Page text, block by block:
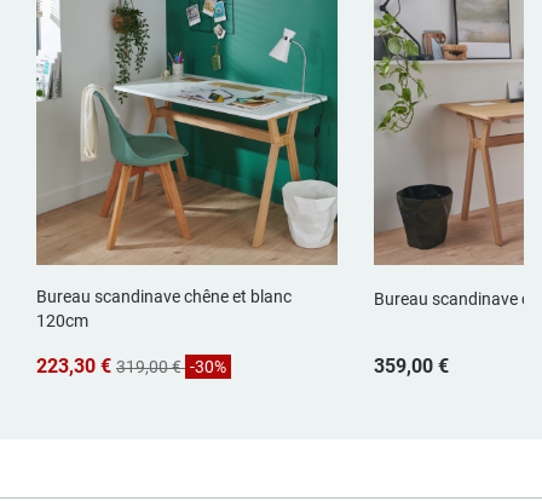
Bureau scandinave chêne et blanc
120cm
223,30 € 319,00 € -30%
Bureau scandinave
359,00 €